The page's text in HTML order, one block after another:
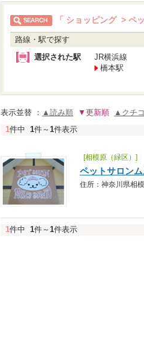
「 ショッピング > ペ
路線・駅で探す
選択された駅
JR横浜線
橋本駅
表示並替 ： ▲読み順 ▼更新順 ▲クチ
1件中 1件～ 1件表示
[相模原（緑区）]
ペットサロン
住所：神奈川県相
1件中 1件～ 1件表示